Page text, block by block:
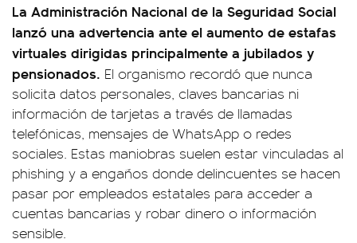
La Administración Nacional de la Seguridad Social
lanzó una advertencia ante el aumento de estafas
virtuales dirigidas principalmente a jubilados y
pensionados. El organismo recordó que nunca
solicita datos personales, claves bancarias ni
información de tarjetas a través de llamadas
telefónicas, mensajes de WhatsApp o redes
sociales. Estas maniobras suelen estar vinculadas al
phishing y a engaños donde delincuentes se hacen
pasar por empleados estatales para acceder a
cuentas bancarias y robar dinero o información
sensible.